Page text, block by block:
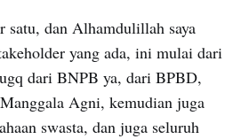
satu, dan Alhamdulillah saya
yang ada, ini mulai dari
dari BNPB ya, dari BPBD,
Agni, kemudian juga
swasta, dan juga seluruh